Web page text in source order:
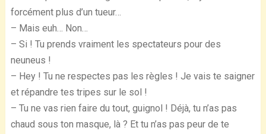
forcément plus d’un tueur…
– Mais euh… Non…
– Si ! Tu prends vraiment les spectateurs pour des
neuneus !
– Hey ! Tu ne respectes pas les règles ! Je vais te saigner
et répandre tes tripes sur le sol !
– Tu ne vas rien faire du tout, guignol ! Déjà, tu n’as pas
chaud sous ton masque, là ? Et tu n’as pas peur de te